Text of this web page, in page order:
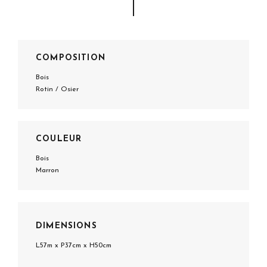
COMPOSITION
Bois
Rotin / Osier
COULEUR
Bois
Marron
DIMENSIONS
L57m x P37cm x H50cm